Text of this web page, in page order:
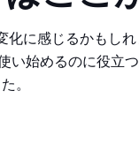
に感じるかもし
い始めるのに役立
た。